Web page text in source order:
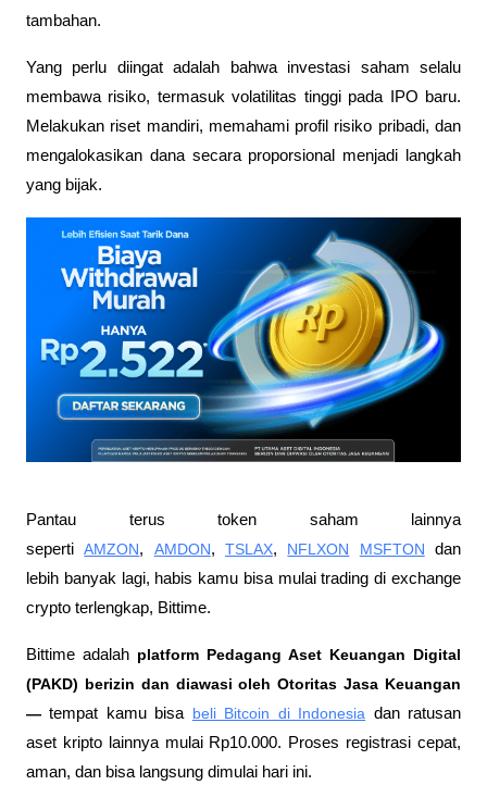
tambahan.
Yang perlu diingat adalah bahwa investasi saham selalu
membawa risiko, termasuk volatilitas tinggi pada IPO baru.
Melakukan riset mandiri, memahami profil risiko pribadi, dan
mengalokasikan dana secara proporsional menjadi langkah
yang bijak.
Pantau terus token saham lainnya
seperti AMZON, AMDON, TSLAX, NFLXON MSFTON dan
lebih banyak lagi, habis kamu bisa mulai trading di exchange
crypto terlengkap, Bittime.
Bittime adalah platform Pedagang Aset Keuangan Digital
(PAKD) berizin dan diawasi oleh Otoritas Jasa Keuangan
— tempat kamu bisa beli Bitcoin di Indonesia dan ratusan
aset kripto lainnya mulai Rp10.000. Proses registrasi cepat,
aman, dan bisa langsung dimulai hari ini.